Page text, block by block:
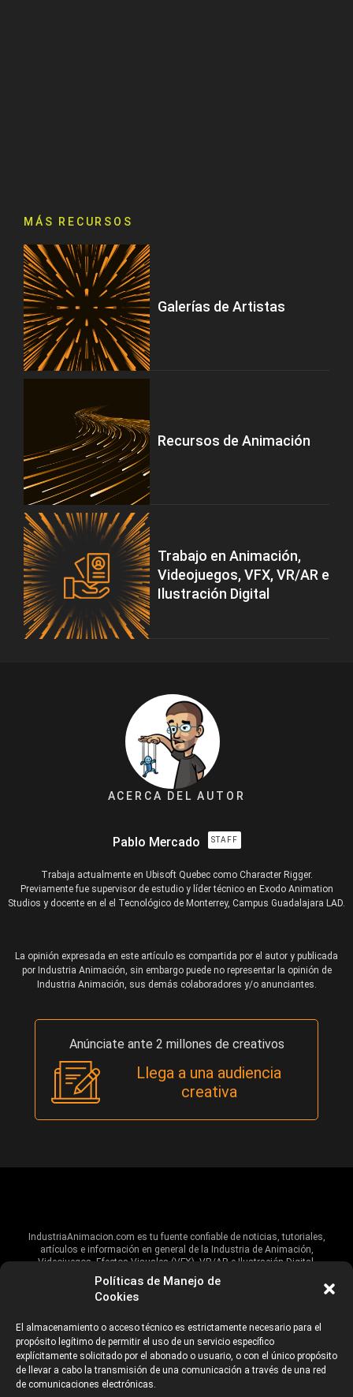
Políticas de Manejo de
Cookies
El almacenamiento o acceso técnico es estrictamente necesario para el
propósito legítimo de permitir el uso de un servicio específico
explícitamente solicitado por el abonado o usuario, o con el único propósito
de llevar a cabo la transmisión de una comunicación a través de una red
de comunicaciones electrónicas.
MÁS RECURSOS
Galerías de Artistas
Recursos de Animación
Trabajo en Animación,
Videojuegos, VFX, VR/AR e
Ilustración Digital
ACERCA DEL AUTOR
Pablo Mercado STAFF
Trabaja actualmente en Ubisoft Quebec como Character Rigger.
Previamente fue supervisor de estudio y líder técnico en Exodo Animation
Studios y docente en el el Tecnológico de Monterrey, Campus Guadalajara LAD.
La opinión expresada en este artículo es compartida por el autor y publicada
por Industria Animación, sin embargo puede no representar la opinión de
Industria Animación, sus demás colaboradores y/o anunciantes.
Anúnciate ante 2 millones de creativos
Llega a una audiencia
creativa
IndustriaAnimacion.com es tu fuente confiable de noticias, tutoriales,
artículos e información en general de la Industria de Animación,
Videojuegos, Efectos Visuales (VFX), VR/AR e Ilustración Digital.
Hablamos de estas industrias y su alcance global, pero damos un énfasis
especial al talento, estudios, escuelas, eventos y organizaciones que
ANUNCIANTES AVISO DE PRIVACIDAD